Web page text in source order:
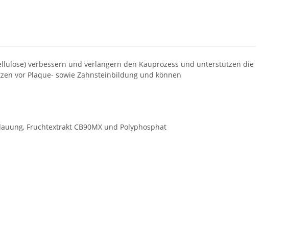
verbessern und verlängern den Kauprozess und unterstützen die
vor Plaque- sowie Zahnsteinbildung und können
Fruchtextrakt CB90MX und Polyphosphat